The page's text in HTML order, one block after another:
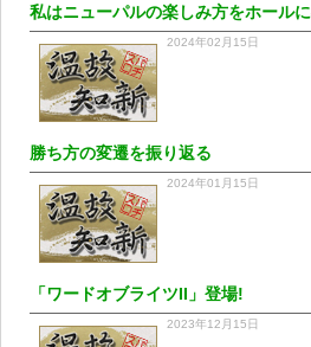
私はニューパルの楽しみ方をホール
2024年02月15日
勝ち方の変遷を振り返る
2024年01月15日
「ワードオブライツII」登場!
2023年12月15日